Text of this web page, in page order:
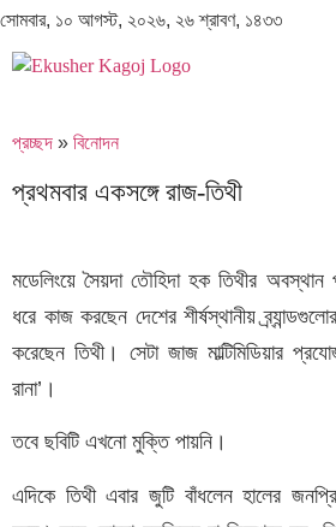
সোমবার, ১০ আগস্ট, ২০২৬, ২৬ শ্রাবণ, ১৪৩৩
প্রচ্ছদ » বিনোদন
প্রথমবার একসঙ্গে রাজ-তিথী
মডেলিংয়ে সৈয়দা তৌহিদা হক তিথীর
ধরে কাজ করছেন দেশের শীর্ষস্থানীয়
করেছেন তিথী। সেটা জাজ মাল্টিমিডিয়ার
রানা’।
তবে ছবিটি এখনো মুক্তি পায়নি।
এদিকে তিথী এবার জুটি বাঁধলেন হালের